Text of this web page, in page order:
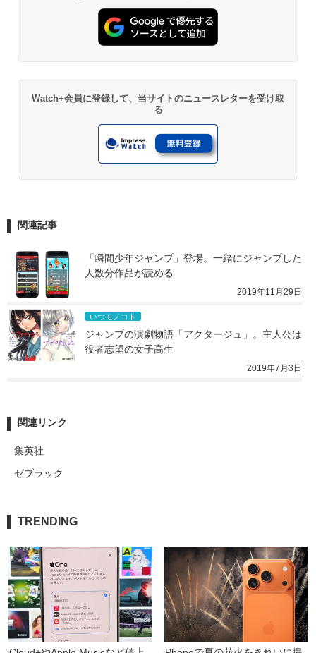
Watch+会員に登録して、当サイトのニュースレターを受け取
る
関連記事
「瞬間少年ジャンプ」登場。一緒にジャンプした
人数分作品が読める
2019年11月29日
いつモノコト
ジャンプの演劇物語「アクタージュ」。主人公は
役者志望の女子高生
2019年7月3日
関連リンク
集英社
ゼブラック
TRENDING